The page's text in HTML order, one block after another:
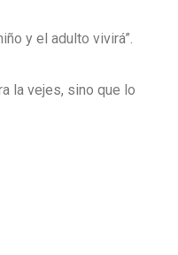
y el adulto vivirá”.
la vejes, sino que lo